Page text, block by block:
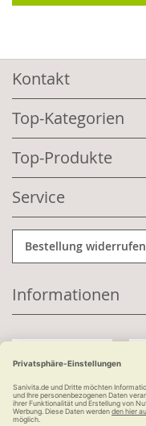
Kontakt
Top-Kategorien
Top-Produkte
Service
Bestellung widerrufen
Informationen